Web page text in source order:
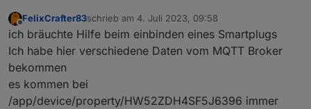
Offline
FelixCrafter83schrieb am 4. Juli 2023, 09:58
zuletzt editiert von
ich bräuchte Hilfe beim einbinden eines Smartplugs
Ich habe hier verschiedene Daten vom MQTT Broker
bekommen
es kommen bei
/app/device/property/HW52ZDH4SF5J6396 immer